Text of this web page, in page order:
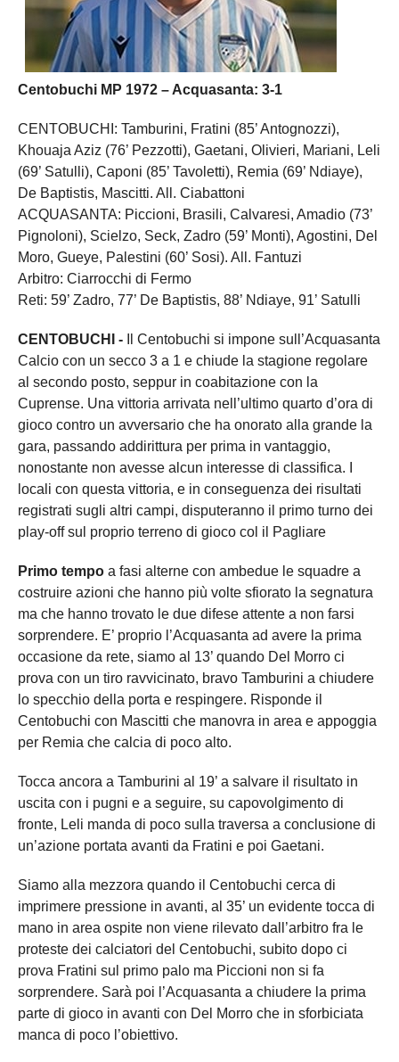
Centobuchi MP 1972 – Acquasanta: 3-1
CENTOBUCHI: Tamburini, Fratini (85’ Antognozzi),
Khouaja Aziz (76’ Pezzotti), Gaetani, Olivieri, Mariani, Leli
(69’ Satulli), Caponi (85’ Tavoletti), Remia (69’ Ndiaye),
De Baptistis, Mascitti. All. Ciabattoni
ACQUASANTA: Piccioni, Brasili, Calvaresi, Amadio (73’
Pignoloni), Scielzo, Seck, Zadro (59’ Monti), Agostini, Del
Moro, Gueye, Palestini (60’ Sosi). All. Fantuzi
Arbitro: Ciarrocchi di Fermo
Reti: 59’ Zadro, 77’ De Baptistis, 88’ Ndiaye, 91’ Satulli
CENTOBUCHI -
Il Centobuchi si impone sull’Acquasanta
Calcio con un secco 3 a 1 e chiude la stagione regolare
al secondo posto, seppur in coabitazione con la
Cuprense. Una vittoria arrivata nell’ultimo quarto d’ora di
gioco contro un avversario che ha onorato alla grande la
gara, passando addirittura per prima in vantaggio,
nonostante non avesse alcun interesse di classifica. I
locali con questa vittoria, e in conseguenza dei risultati
registrati sugli altri campi, disputeranno il primo turno dei
play-off sul proprio terreno di gioco col il Pagliare
Primo tempo a fasi alterne con ambedue le squadre a
costruire azioni che hanno più volte sfiorato la segnatura
ma che hanno trovato le due difese attente a non farsi
sorprendere. E’ proprio l’Acquasanta ad avere la prima
occasione da rete, siamo al 13’ quando Del Morro ci
prova con un tiro ravvicinato, bravo Tamburini a chiudere
lo specchio della porta e respingere. Risponde il
Centobuchi con Mascitti che manovra in area e appoggia
per Remia che calcia di poco alto.
Tocca ancora a Tamburini al 19’ a salvare il risultato in
uscita con i pugni e a seguire, su capovolgimento di
fronte, Leli manda di poco sulla traversa a conclusione di
un’azione portata avanti da Fratini e poi Gaetani.
Siamo alla mezzora quando il Centobuchi cerca di
imprimere pressione in avanti, al 35’ un evidente tocca di
mano in area ospite non viene rilevato dall’arbitro fra le
proteste dei calciatori del Centobuchi, subito dopo ci
prova Fratini sul primo palo ma Piccioni non si fa
sorprendere. Sarà poi l’Acquasanta a chiudere la prima
parte di gioco in avanti con Del Morro che in sforbiciata
manca di poco l’obiettivo.